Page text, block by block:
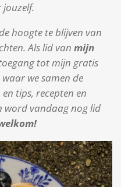
jouzelf.
hoogte te blijven van
Als lid van mijn
tot mijn gratis
waar we samen de
tips, recepten en
word vandaag nog lid